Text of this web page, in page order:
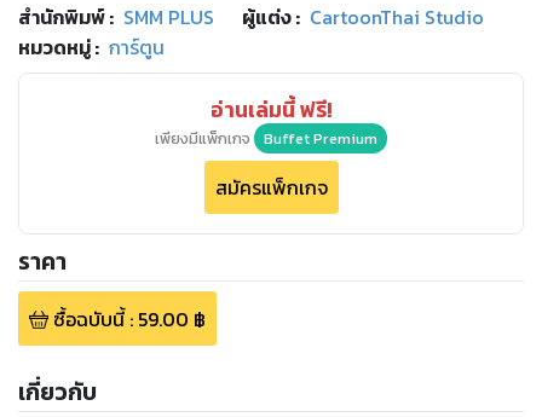
สำนักพิมพ์: SMM PLUS ผู้แต่ง : CartoonThai Studio
หมวดหมู่: การ์ตูน
อ่านเล่มนี้ ฟรี!
เพียงมีแพ็กเกจ Buffet Premium
สมัครแพ็กเกจ
ราคา
ซื้อฉบับนี้: 59.00 ฿
เกี่ยวกับ